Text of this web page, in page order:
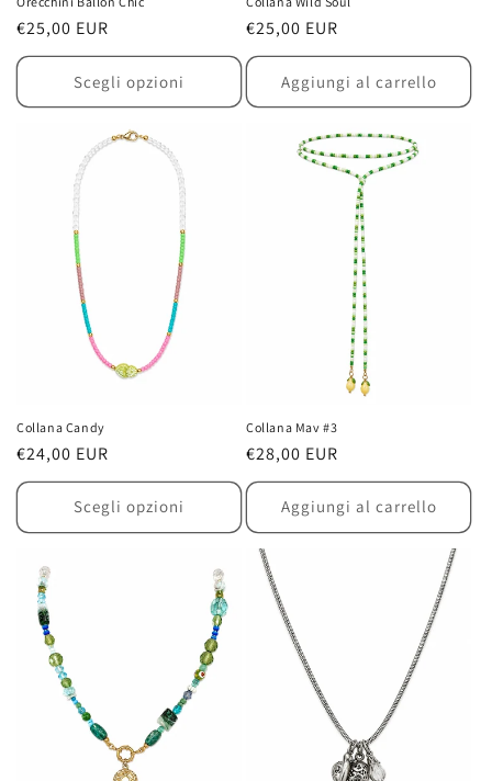
Prezzo
di
€25,00 EUR
Scegli opzioni
Prezzo
di
listino
€25,00 EUR
Aggiungi al carrello
Collana Candy
Prezzo
di
€24,00 EUR
Scegli opzioni
Collana Mav #3
Prezzo
di
listino
€28,00 EUR
Aggiungi al carrello